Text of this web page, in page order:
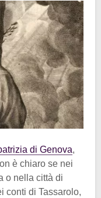
di Genova,
è chiaro se nei
o nella città di
conti di Tassarolo,